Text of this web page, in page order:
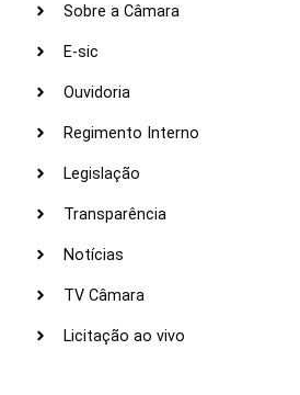
Sobre a Câmara
E-sic
Ouvidoria
Regimento Interno
Legislação
Transparência
Notícias
TV Câmara
Licitação ao vivo